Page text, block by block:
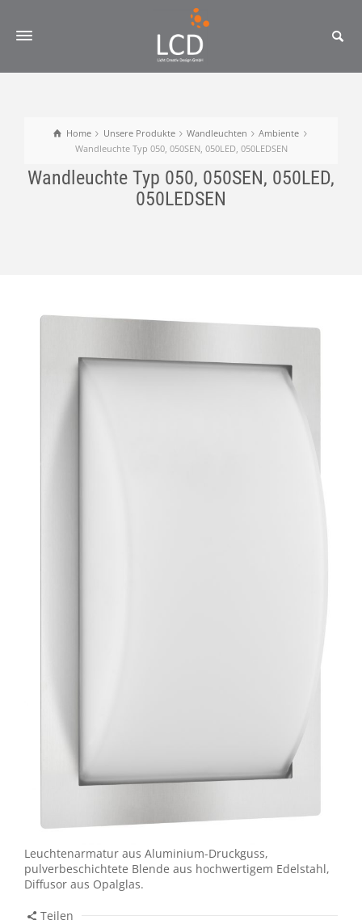
Home Unsere Produkte Wandleuchten
Ambiente
Wandleuchte Typ 050, 050SEN, 050LED, 050LEDSEN
Wandleuchte Typ 050, 050SEN, 050LED,
050LEDSEN
Leuchtenarmatur aus Aluminium-Druckguss,
pulverbeschichtete Blende aus hochwertigem Edelstahl,
Diffusor aus Opalglas.
Teilen